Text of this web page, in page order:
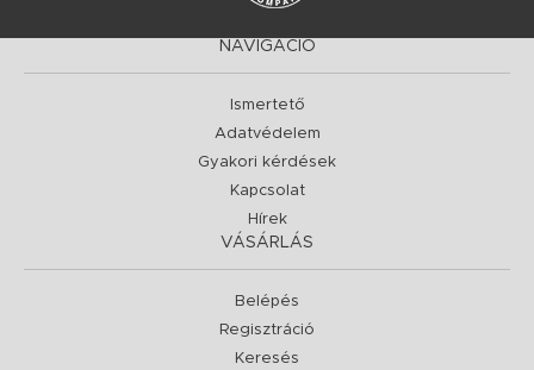
NAVIGÁCIÓ
Ismertető
Adatvédelem
Gyakori kérdések
Kapcsolat
Hírek
VÁSÁRLÁS
Belépés
Regisztráció
Keresés